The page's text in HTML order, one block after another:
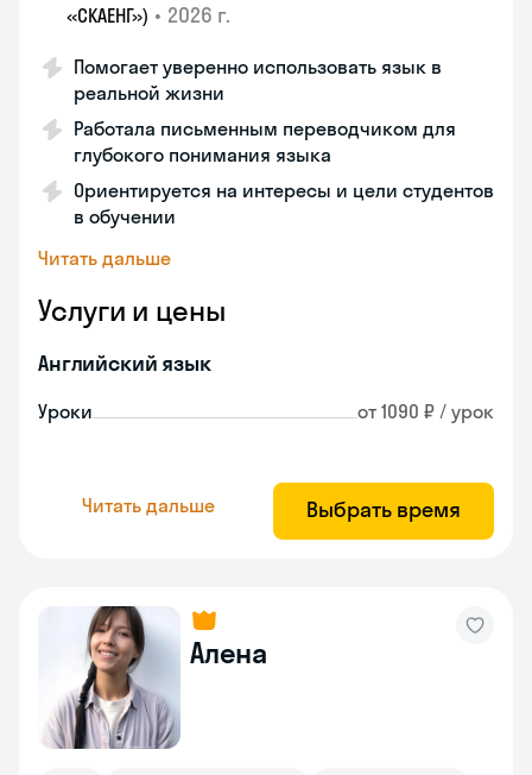
«СКАЕНГ») • 2026 г.
Помогает уверенно использовать язык в
реальной жизни
Работала письменным переводчиком для
глубокого понимания языка
Ориентируется на интересы и цели студентов
в обучении
Читать дальше
Услуги и цены
Английский язык
Уроки от 1090 ₽ / урок
Читать дальше Выбрать время
Алена